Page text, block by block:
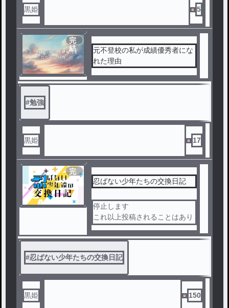
黒姫 5
完
結
元不登校の私が成績優秀者にな
れた理由
#勉強
黒姫 17
完
結
忍ばない少年たちの交換日記
停止します
これ以上投稿されることはあり
ません
#忍ばない少年たちの交換日記
黒姫 150